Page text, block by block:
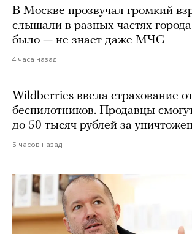
В Москве прозвучал громкий
слышали в разных частях
было — не знает даже МЧС
4 часа назад
Wildberries ввела страхование
беспилотников. Продавцы
до 50 тысяч рублей за
5 часов назад